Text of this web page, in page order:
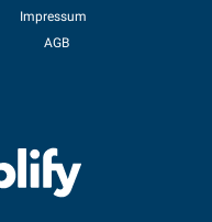
Impressum
AGB